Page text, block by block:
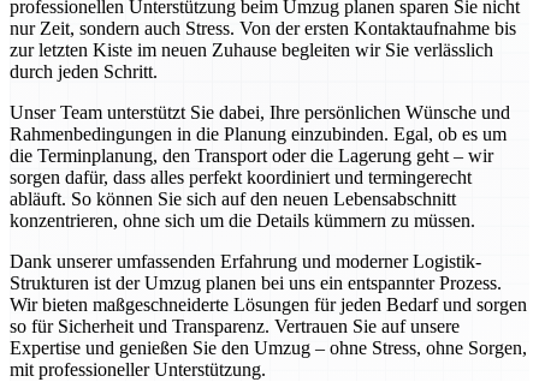
professionellen Unterstützung beim Umzug planen sparen Sie nicht
nur Zeit, sondern auch Stress. Von der ersten Kontaktaufnahme bis
zur letzten Kiste im neuen Zuhause begleiten wir Sie verlässlich
durch jeden Schritt.
Unser Team unterstützt Sie dabei, Ihre persönlichen Wünsche und
Rahmenbedingungen in die Planung einzubinden. Egal, ob es um
die Terminplanung, den Transport oder die Lagerung geht – wir
sorgen dafür, dass alles perfekt koordiniert und termingerecht
abläuft. So können Sie sich auf den neuen Lebensabschnitt
konzentrieren, ohne sich um die Details kümmern zu müssen.
Dank unserer umfassenden Erfahrung und moderner Logistik-
Strukturen ist der Umzug planen bei uns ein entspannter Prozess.
Wir bieten maßgeschneiderte Lösungen für jeden Bedarf und sorgen
so für Sicherheit und Transparenz. Vertrauen Sie auf unsere
Expertise und genießen Sie den Umzug – ohne Stress, ohne Sorgen,
mit professioneller Unterstützung.